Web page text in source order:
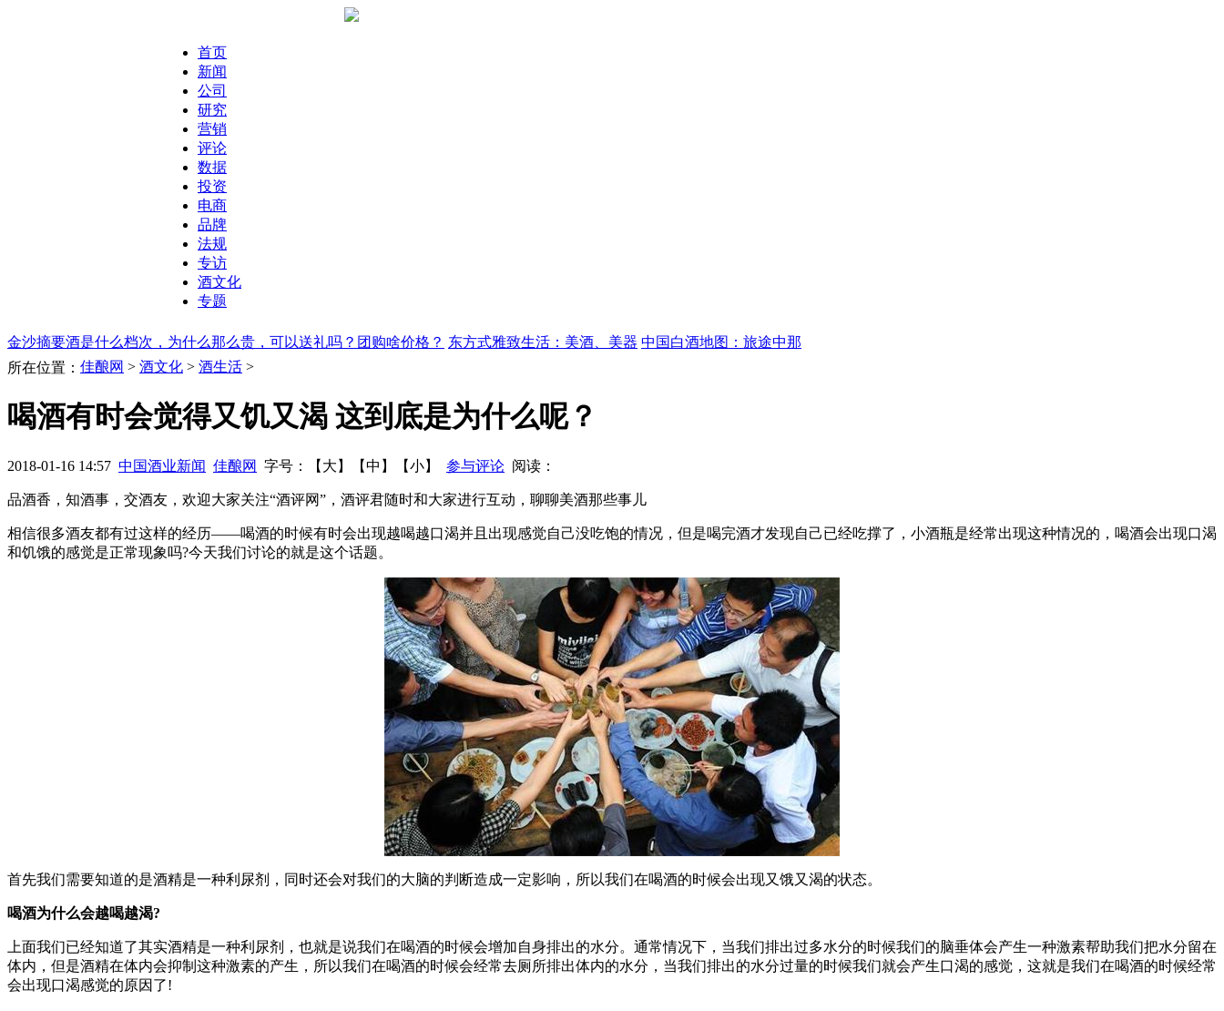
首页
新闻
公司
研究
营销
评论
数据
投资
电商
品牌
法规
专访
酒文化
专题
金沙摘要酒是什么档次，为什么那么贵，可以送礼吗？团购啥价格？ 东方式雅致生活：美酒、美器 中国白酒地图：旅途中那
些你不能错过的美酒！ 茅台、五粮液等白酒商标，不懂都不好意思说自己卖酒！
诺贝尔奖颁奖典礼宴会上 屠呦呦喝了什么酒？ 饮酒御寒寒更寒？还是先热后寒？听听中国科协怎么说
所在位置： 佳酿网 > 酒文化 > 酒生活 >
喝酒有时会觉得又饥又渴 这到底是为什么呢？
2018-01-16 14:57 中国酒业新闻 佳酿网 字号：【 大 】【中 】【小】 参与评论 阅读：
品酒香，知酒事，交酒友，欢迎大家关注“酒评网”，酒评君随时和大家进行互动，聊聊美酒那些事儿
相信很多酒友都有过这样的经历——喝酒的时候有时会出现越喝越口渴并且出现感觉自己没吃饱的情况，但是喝完酒才发现自己已经吃撑了，小酒瓶是经常出现这种情况的，喝酒会出现口渴
和饥饿的感觉是正常现象吗?今天我们讨论的就是这个话题。
首先我们需要知道的是酒精是一种利尿剂，同时还会对我们的大脑的判断造成一定影响，所以我们在喝酒的时候会出现又饿又渴的状态。
喝酒为什么会越喝越渴?
上面我们已经知道了其实酒精是一种利尿剂，也就是说我们在喝酒的时候会增加自身排出的水分。通常情况下，当我们排出过多水分的时候我们的脑垂体会产生一种激素帮助我们把水分留在
体内，但是酒精在体内会抑制这种激素的产生，所以我们在喝酒的时候会经常去厕所排出体内的水分，当我们排出的水分过量的时候我们就会产生口渴的感觉，这就是我们在喝酒的时候经常
会出现口渴感觉的原因了!